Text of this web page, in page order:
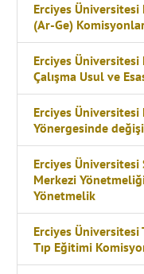
Erciyes
(Ar-Ge)
Erciyes Üniversitesi
Çalışma Usul ve
Erciyes Üniversitesi
Yönergesinde
Erciyes Üniversitesi
Merkezi
Yönetmelik
Erciyes Üniversitesi
Tıp Eğitimi